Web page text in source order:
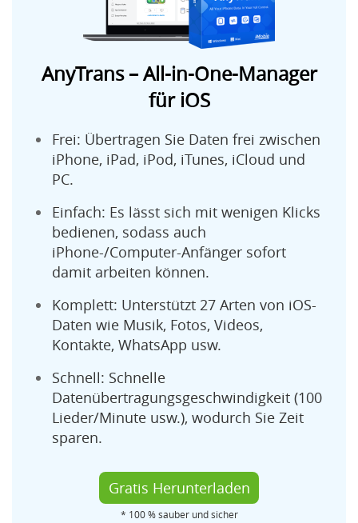
AnyTrans – All-in-One-Manager
für iOS
Frei: Übertragen Sie Daten frei zwischen
iPhone, iPad, iPod, iTunes, iCloud und
PC.
Einfach: Es lässt sich mit wenigen Klicks
bedienen, sodass auch
iPhone-/Computer-Anfänger sofort
damit arbeiten können.
Komplett: Unterstützt 27 Arten von iOS-
Daten wie Musik, Fotos, Videos,
Kontakte, WhatsApp usw.
Schnell: Schnelle
Datenübertragungsgeschwindigkeit (100
Lieder/Minute usw.), wodurch Sie Zeit
sparen.
Gratis Herunterladen
* 100 % sauber und sicher